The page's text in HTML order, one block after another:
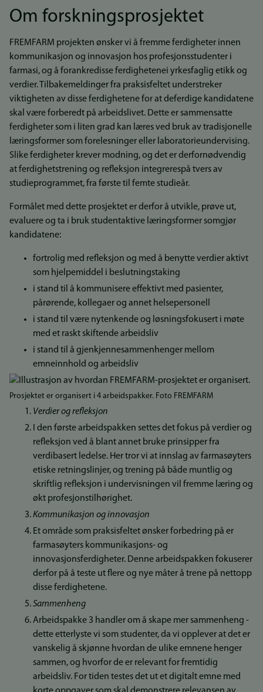
Om forskningsprosjektet
FREMFARM projekten ønsker vi å fremme ferdigheter innen
kommunikasjon og innovasjon hos profesjonsstudenter i
farmasi, og å forankredisse ferdighetenei yrkesfaglig etikk og
verdier. Tilbakemeldinger fra praksisfeltet understreker
viktigheten av disse ferdighetene for at deferdige kandidatene
skal være forberedt på arbeidslivet. Dette er sammensatte
ferdigheter som i liten grad kan læres ved bruk av tradisjonelle
læringsformer som forelesninger eller laboratorieundervising.
Slike ferdigheter krever modning, og det er derfornødvendig
at ferdighetstrening og refleksjon integrerespå tvers av
studieprogrammet, fra første til femte studieår.
Formålet med dette prosjektet er derfor å utvikle, prøve ut,
evaluere og ta i bruk studentaktive læringsformer somgjør
kandidatene:
fortrolig med refleksjon og med å benytte verdier aktivt
som hjelpemiddel i beslutningstaking
i stand til å kommunisere effektivt med pasienter,
pårørende, kollegaer og annet helsepersonell
i stand til være nytenkende og løsningsfokusert i møte
med et raskt skiftende arbeidsliv
i stand til å gjenkjennesammenhenger mellom
emneinnhold og arbeidsliv
Prosjektet er organisert i 4 arbeidspakker. Foto FREMFARM
Verdier og refleksjon
I den første arbeidspakken settes det fokus på verdier og
refleksjon ved å blant annet bruke prinsipper fra
verdibasert ledelse. Her tror vi at innslag av farmasøyters
etiske retningslinjer, og trening på både muntlig og
skriftlig refleksjon i undervisningen vil fremme læring og
økt profesjonstilhørighet.
Kommunikasjon og innovasjon
Et område som praksisfeltet ønsker forbedring på er
farmasøyters kommunikasjons- og
innovasjonsferdigheter. Denne arbeidspakken fokuserer
derfor på å teste ut flere og nye måter å trene på nettopp
disse ferdighetene.
Sammenheng
Arbeidspakke 3 handler om å skape mer sammenheng -
dette etterlyste vi som studenter, da vi opplever at det er
vanskelig å skjønne hvordan de ulike emnene henger
sammen, og hvorfor de er relevant for fremtidig
arbeidsliv. For tiden testes det ut et digitalt emne med